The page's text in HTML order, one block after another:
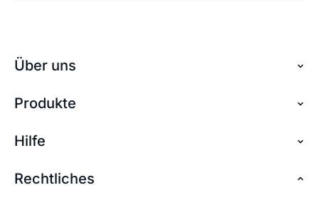
Über uns
Über checkdomain
Partnerprogramm
Produkte
Domain reservieren
Domain sichern
Hilfe
FAQ + Hilfe
Rechtliches